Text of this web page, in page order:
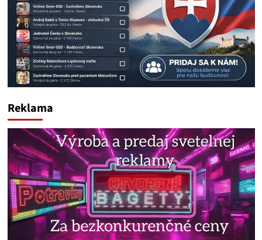
Reklama